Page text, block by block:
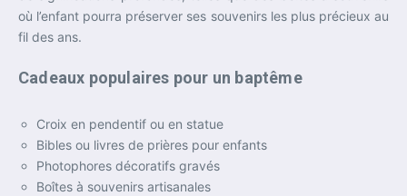
où l’enfant pourra préserver ses souvenirs les plus précieux au
fil des ans.
Cadeaux populaires pour un baptême
Croix en pendentif ou en statue
Bibles ou livres de prières pour enfants
Photophores décoratifs gravés
Boîtes à souvenirs artisanales